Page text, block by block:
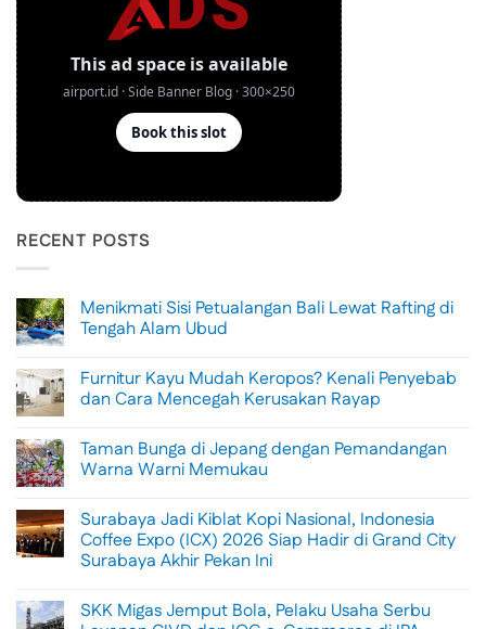
RECENT POSTS
Menikmati Sisi Petualangan Bali Lewat Rafting di
Tengah Alam Ubud
on
Menikmati
Sisi
Lewat
Rafting
di
Ubud
Furnitur Kayu Mudah Keropos? Kenali Penyebab
dan Cara Mencegah Kerusakan Rayap
on
Furnitur
Kayu
Kenali
Penyebab
dan
Cara
Rayap
Taman Bunga di Jepang dengan Pemandangan
Warna Warni Memukau
on
Taman
Bunga
di
Pemandangan
Warna
Surabaya Jadi Kiblat Kopi Nasional, Indonesia
Coffee Expo (ICX) 2026 Siap Hadir di Grand City
Surabaya Akhir Pekan Ini
on
Surabaya
SKK Migas Jemput Bola, Pelaku Usaha Serbu